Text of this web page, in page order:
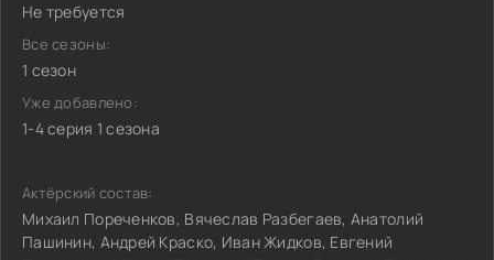
Не требуется
Все сезоны:
1 сезон
Уже добавлено:
1-4 серия 1 сезона
Актёрский состав:
Михаил Пореченков, Вячеслав Разбегаев, Анатолий
Пашинин, Андрей Краско, Иван Жидков, Евгений